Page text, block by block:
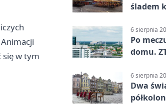
w tym
śladem
6 sierpnia
Po
domu.
6 sierpnia
Dwa